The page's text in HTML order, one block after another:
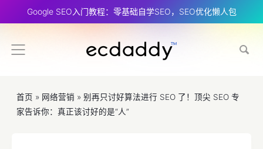
Google SEO入门教程：零基础自学SEO，SEO优化懒人包
首页 » 网络营销 » 别再只讨好算法进行 SEO 了！顶尖 SEO 专
家告诉你：真正该讨好的是“人”